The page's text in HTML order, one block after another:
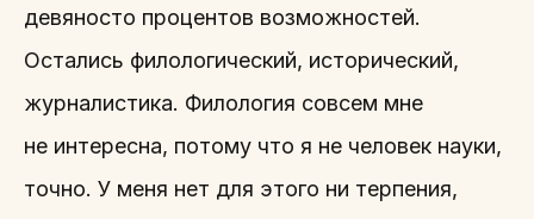
девяносто процентов возможностей.
Остались филологический, исторический,
журналистика. Филология совсем мне
не интересна, потому что я не человек науки,
точно. У меня нет для этого ни терпения,